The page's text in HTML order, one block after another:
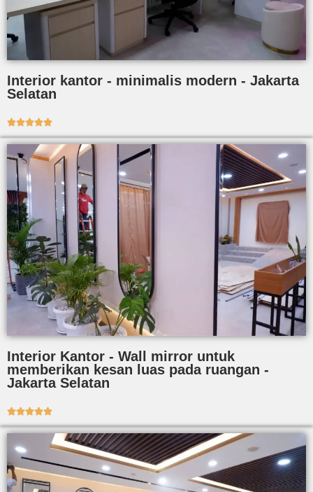
Interior kantor - minimalis modern - Jakarta
Selatan

Interior Kantor - Wall mirror untuk
memberikan kesan luas pada ruangan -
Jakarta Selatan
